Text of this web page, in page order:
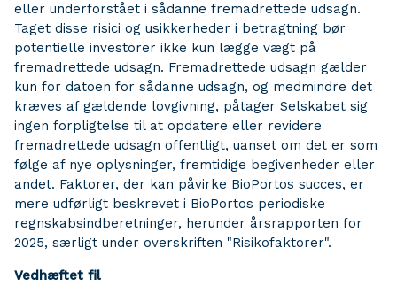
eller underforstået i sådanne fremadrettede udsagn.
Taget disse risici og usikkerheder i betragtning bør
potentielle investorer ikke kun lægge vægt på
fremadrettede udsagn. Fremadrettede udsagn gælder
kun for datoen for sådanne udsagn, og medmindre det
kræves af gældende lovgivning, påtager Selskabet sig
ingen forpligtelse til at opdatere eller revidere
fremadrettede udsagn offentligt, uanset om det er som
følge af nye oplysninger, fremtidige begivenheder eller
andet. Faktorer, der kan påvirke BioPortos succes, er
mere udførligt beskrevet i BioPortos periodiske
regnskabsindberetninger, herunder årsrapporten for
2025, særligt under overskriften "Risikofaktorer".
Vedhæftet fil